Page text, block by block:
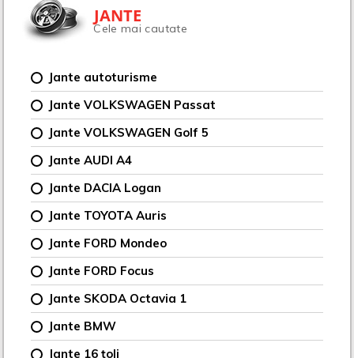
JANTE
Cele mai cautate
Jante autoturisme
Jante VOLKSWAGEN Passat
Jante VOLKSWAGEN Golf 5
Jante AUDI A4
Jante DACIA Logan
Jante TOYOTA Auris
Jante FORD Mondeo
Jante FORD Focus
Jante SKODA Octavia 1
Jante BMW
Jante 16 țoli